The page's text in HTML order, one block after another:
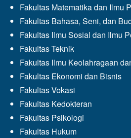
Fakultas Matematika dan Ilmu
Fakultas Bahasa, Seni, dan
Fakultas Ilmu Sosial dan Ilmu
Fakultas Teknik
Fakultas Ilmu Keolahragaan
Fakultas Ekonomi dan Bisnis
Fakultas Vokasi
Fakultas Kedokteran
Fakultas Psikologi
Fakultas Hukum